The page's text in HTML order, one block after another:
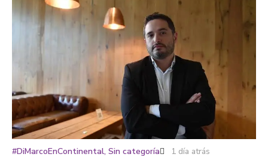
#DiMarcoEnContinental, Sin categoría 1 día atrás